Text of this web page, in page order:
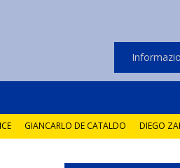
GIANCARLO DE CATALDO DIEGO